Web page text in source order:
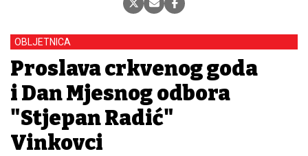
OBLJETNICA
Proslava crkvenog goda
i Dan Mjesnog odbora
"Stjepan Radić"
Vinkovci